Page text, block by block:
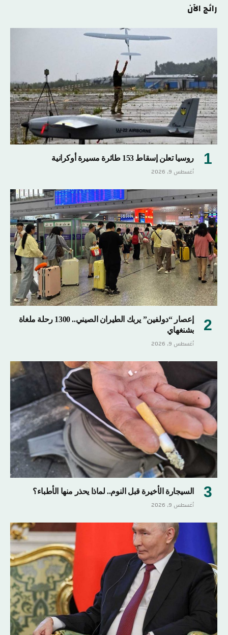
رائج الآن
روسيا تعلن إسقاط 153 طائرة مسيرة أوكرانية
أغسطس 9, 2026
إعصار “دولفين” يربك الطيران الصيني.. 1300 رحلة ملغاة
بشنغهاي
أغسطس 9, 2026
السيجارة الأخيرة قبل النوم.. لماذا يحذر منها الأطباء؟
أغسطس 9, 2026